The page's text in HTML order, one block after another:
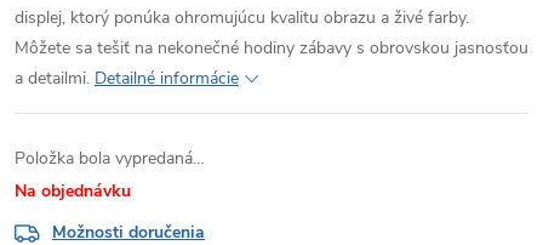
displej, ktorý ponúka ohromujúcu kvalitu obrazu a živé farby.
Môžete sa tešiť na nekonečné hodiny zábavy s obrovskou jasnosťou
a detailmi. Detailné informácie
Položka bola vypredaná…
Na objednávku
Možnosti doručenia